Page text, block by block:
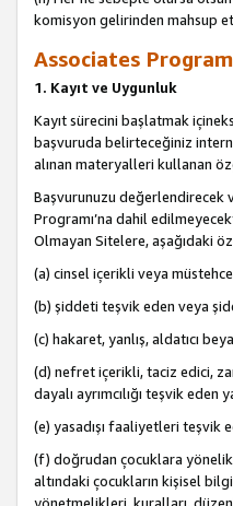
komisyon gelirinden mahsup
Associates
1. Kayıt ve Uygunluk
Kayıt sürecini başlatmak
başvuruda belirteceğiniz
alınan materyalleri kullanan
Başvurunuzu değerlendirecek
Programı’na dahil
Olmayan Sitelere, aşağıdaki
(a) cinsel içerikli veya
(b) şiddeti teşvik eden veya
(c) hakaret, yanlış, aldatıcı
(d) nefret içerikli, taciz edici,
dayalı ayrımcılığı teşvik eden
(e) yasadışı faaliyetleri teşvik
(f) doğrudan çocuklara yönelik
altındaki çocukların kişisel
yönetmelikleri, kuralları,